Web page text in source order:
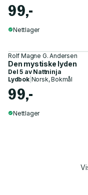
99,-
Nettlager
Rolf Magne G. Andersen
Den mystiske lyden
Del 5 av Nattninja
Lydbok| Norsk, Bokmål
99,-
Nettlager